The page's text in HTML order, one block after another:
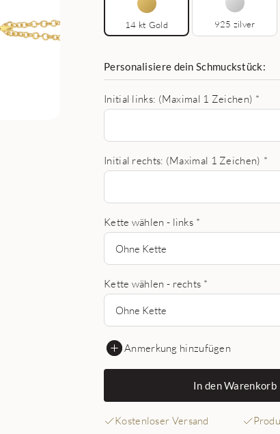
14 kt Gold 925 zilver
Personalisiere dein Schmuckstück:
Initial links: (Maximal 1 Zeichen) *
Initial rechts: (Maximal 1 Zeichen) *
Kette wählen - links *
Ohne Kette
Kette wählen - rechts *
Ohne Kette
Anmerkung hinzufügen
In den Warenkorb
Kostenloser Versand